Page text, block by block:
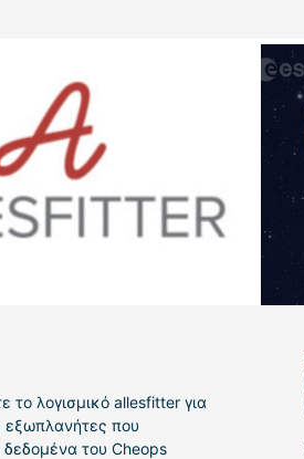
το λογισμικό allesfitter για
εξωπλανήτες που
δεδομένα του Cheops